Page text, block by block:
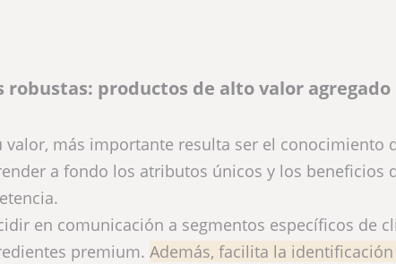
robustas: productos de alto valor agregado
más importante resulta ser el conocimiento
a fondo los atributos únicos y los beneficios
en comunicación a segmentos específicos de
premium. Además, facilita la